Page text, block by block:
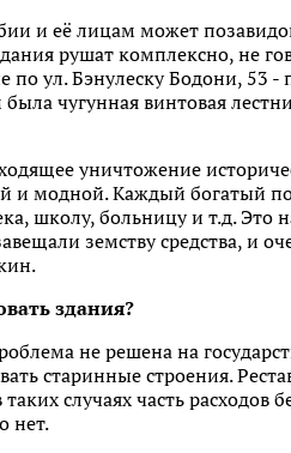
и её лицам может
рушат комплексно, не
ул. Бэнулеску Бодони, 53 -
чугунная винтовая
уничтожение
и модной. Каждый богатый
школу, больницу и т.д.
земству средства, и
здания?
не решена на
старинные строения.
случаях часть расходов
нет.